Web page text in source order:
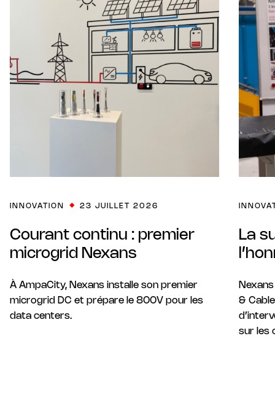
INNOVATION 23 JUILLET 2026
Courant continu : premier
microgrid Nexans
À AmpaCity, Nexans installe son premier
microgrid DC et prépare le 800V pour les
data centers.
La
&
sur les